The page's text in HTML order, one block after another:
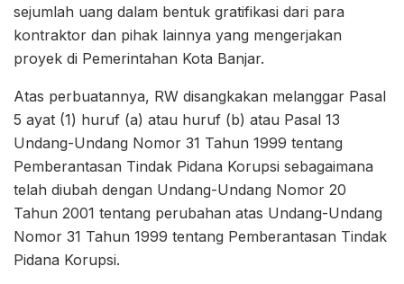
sejumlah uang dalam bentuk gratifikasi dari para
kontraktor dan pihak lainnya yang mengerjakan
proyek di Pemerintahan Kota Banjar.
Atas perbuatannya, RW disangkakan melanggar Pasal
5 ayat (1) huruf (a) atau huruf (b) atau Pasal 13
Undang-Undang Nomor 31 Tahun 1999 tentang
Pemberantasan Tindak Pidana Korupsi sebagaimana
telah diubah dengan Undang-Undang Nomor 20
Tahun 2001 tentang perubahan atas Undang-Undang
Nomor 31 Tahun 1999 tentang Pemberantasan Tindak
Pidana Korupsi.